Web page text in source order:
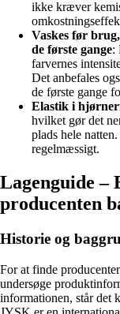
ikke kræver
Vaskes før
de første gange:
farvernes
Det anbefales
de første gange
Elastik i
hvilket gør det
plads hele
regelmæssigt.
Lagenguide –
producenten
Historie og
For at finde
undersøge
informationen, står det